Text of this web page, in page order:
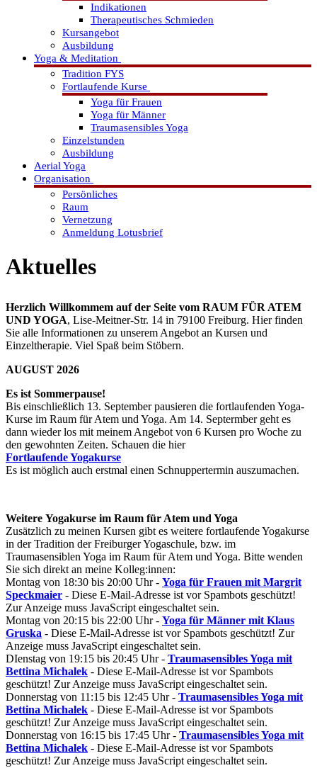
Indikationen
Therapeutisches Schmieden
Kursangebot
Ausbildung
Yoga & Meditation
Tradition FYS
Fortlaufende Kurse
Yoga für Frauen
Yoga für Männer
Traumasensibles Yoga
Einzelstunden
Ausbildung
Aerial Yoga
Organisation
Persönliches
Raum
Vernetzung
Anmeldung Lotusbrief
Aktuelles
Herzlich Willkommem auf der Seite vom RAUM FÜR ATEM
UND YOGA, Lise-Meitner-Str. 14 in 79100 Freiburg. Hier finden
Sie alle Informationen zu unserem Angebot an Kursen und
Einzeltherapie. Viel Spaß beim Stöbern.
AUGUST 2026
Es ist Sommerpause!
Bis einschließlich 13. September pausieren die fortlaufenden Yoga-
Kurse im Raum für Atem und Yoga. Am 14. Septermber geht es
dann wieder los mit meinem Angebot von 6 Kursen pro Woche zu
den gewohnten Zeiten. Schauen die hier
Fortlaufende Yogakurse
Es ist möglich auch erstmal einen Schnuppertermin auszumachen.
Weitere Yogakurse im Raum für Atem und Yoga
Zusätzlich zu meinen Kursen gibt es weitere fortlaufende Yogakurse
in der Tradition der Freiburger Yogaschule, bzw. im
Traumasensiblen Yoga im Raum für Atem und Yoga. Bitte wenden
Sie sich direkt an meine Kolleg:innen:
Montag von 18:30 bis 20:00 Uhr - Yoga für Frauen mit Margrit
Speckmaier - Diese E-Mail-Adresse ist vor Spambots geschützt!
Zur Anzeige muss JavaScript eingeschaltet sein.
Montag von 20:15 bis 22:00 Uhr - Yoga für Männer mit Klaus
Gruska - Diese E-Mail-Adresse ist vor Spambots geschützt! Zur
Anzeige muss JavaScript eingeschaltet sein.
DIenstag von 19:15 bis 20:45 Uhr - Traumasensibles Yoga mit
Bettina Michalek - Diese E-Mail-Adresse ist vor Spambots
geschützt! Zur Anzeige muss JavaScript eingeschaltet sein.
Donnerstag von 11:15 bis 12:45 Uhr - Traumasensibles Yoga mit
Bettina Michalek - Diese E-Mail-Adresse ist vor Spambots
geschützt! Zur Anzeige muss JavaScript eingeschaltet sein.
Donnerstag von 16:15 bis 17:45 Uhr - Traumasensibles Yoga mit
Bettina Michalek - Diese E-Mail-Adresse ist vor Spambots
geschützt! Zur Anzeige muss JavaScript eingeschaltet sein.